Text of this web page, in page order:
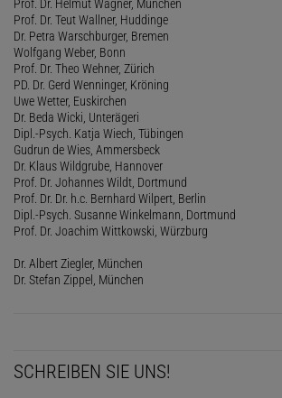
Prof. Dr. Helmut Wagner, München
Prof. Dr. Teut Wallner, Huddinge
Dr. Petra Warschburger, Bremen
Wolfgang Weber, Bonn
Prof. Dr. Theo Wehner, Zürich
PD. Dr. Gerd Wenninger, Kröning
Uwe Wetter, Euskirchen
Dr. Beda Wicki, Unterägeri
Dipl.-Psych. Katja Wiech, Tübingen
Gudrun de Wies, Ammersbeck
Dr. Klaus Wildgrube, Hannover
Prof. Dr. Johannes Wildt, Dortmund
Prof. Dr. Dr. h.c. Bernhard Wilpert, Berlin
Dipl.-Psych. Susanne Winkelmann, Dortmund
Prof. Dr. Joachim Wittkowski, Würzburg
Dr. Albert Ziegler, München
Dr. Stefan Zippel, München
SCHREIBEN SIE UNS!